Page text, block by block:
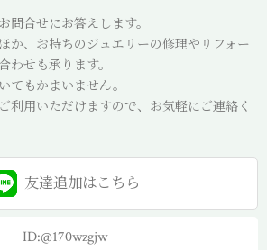
問合せにお答えします。
か、お持ちのジュエリーの修理やリフォー
わせも承ります。
てもかまいません。
利用いただけますので、お気軽にご連絡く
友達追加はこちら
ID:@170wzgjw